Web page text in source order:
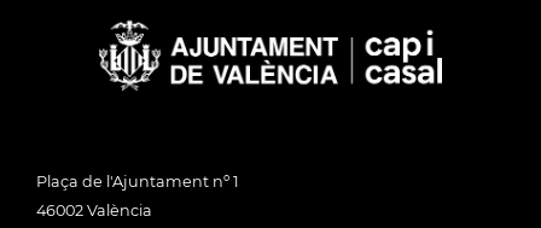
Plaça de l'Ajuntament nº 1
46002 València